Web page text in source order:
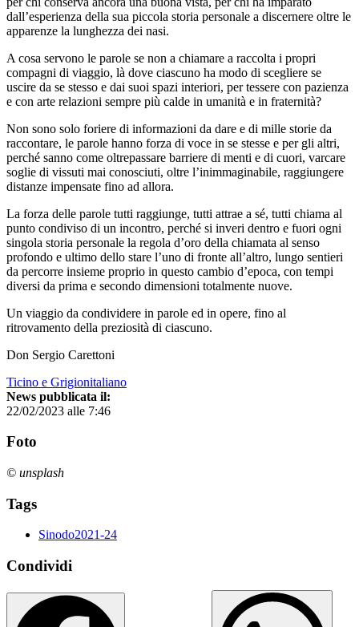
dall’esperienza della sua piccola storia personale a discernere oltre le
apparenze la lunghezza dei nasi.
A cosa servono le parole se non a chiamare a raccolta i propri
compagni di viaggio, là dove ciascuno ha modo di scegliere se
uscire da se stesso e dai suoi spazi interiori, per tessere con pazienza
e con arte relazioni sempre più calde in umanità e in fraternità?
Non sono solo foriere di informazioni da dare e di mille storie da
raccontare, le parole hanno forza di voce in se stesse e per gli altri,
perché sanno come oltrepassare barriere di menti e di cuori, varcare
soglie di vissuti mai conosciuti, oltre l’inimmaginabile, raggiungere
distanze impensate fino ad allora.
La forza delle parole tutti raggiunge, tutti attrae a sé, tutti chiama al
punto condiviso di un incontro, perché si inveri dentro e fuori ogni
singola storia personale la regola d’oro della chiamata al senso
profondo e ultimo dello stare l’uno di fronte all’altro, lungo sentieri
da percorre insieme proprio in questo cambio d’epoca, con tempi
diversi da prima e secondo dimensioni totalmente nuove.
Un viaggio da condividere in parole ed in opere, fino al
ritrovamento della preziosità di ciascuno.
Don Sergio Carettoni
Ticino e Grigionitaliano
News pubblicata il:
22/02/2023 alle 7:46
Foto
© unsplash
Tags
Sinodo2021-24
Condividi